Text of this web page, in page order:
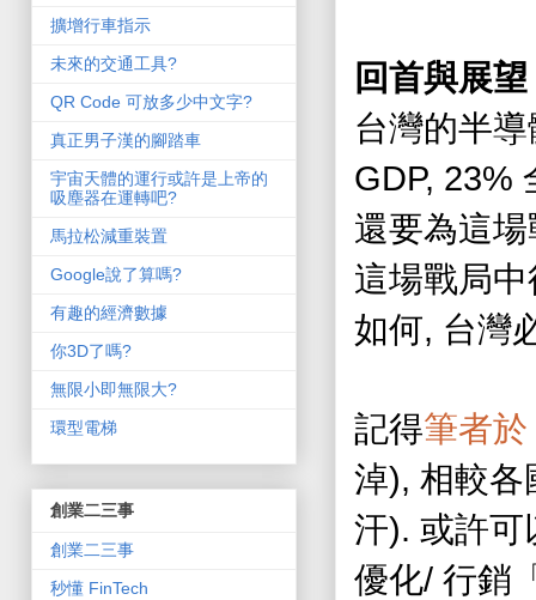
回首與展望
台灣的半
GDP, 23%
還要為這
這場戰局
如何, 台灣
記得筆者於
淖), 相較各
汗). 或許可
優化/ 行銷
擴增行車指示
未來的交通工具?
QR Code 可放多少中文字?
真正男子漢的腳踏車
宇宙天體的運行或許是上帝的
吸塵器在運轉吧?
馬拉松減重裝置
Google說了算嗎?
有趣的經濟數據
你3D了嗎?
無限小即無限大?
環型電梯
創業二三事
創業二三事
秒懂 FinTech